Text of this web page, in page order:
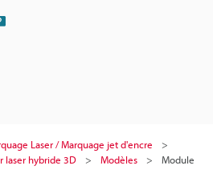
Laser / Marquage jet d'encre
laser hybride 3D Modèles
Module